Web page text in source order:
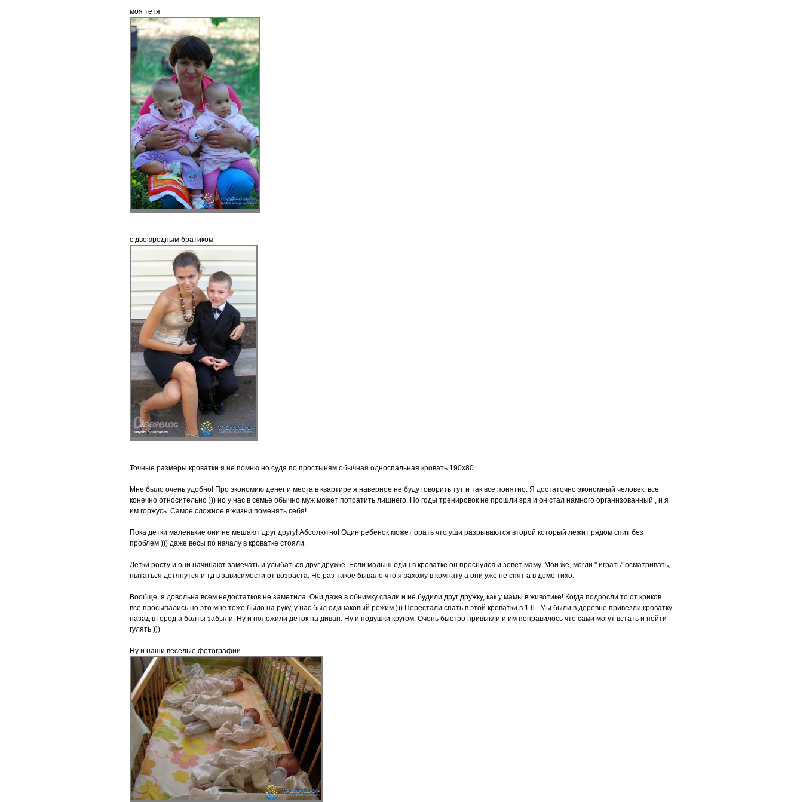
моя тетя
с двоюродным братиком
Точные размеры кроватки я не помню но судя по простыням обычная односпальная кровать 190х80.
Мне было очень удобно! Про экономию денег и места в квартире я наверное не буду говорить тут и так все понятно. Я достаточно экономный человек, все
конечно относительно ))) но у нас в семье обычно муж может потратить лишнего. Но годы тренировок не прошли зря и он стал намного организованный , и я
им горжусь. Самое сложное в жизни поменять себя!
Пока детки маленькие они не мешают друг другу! Абсолютно! Один ребенок может орать что уши разрываются второй который лежит рядом спит без
проблем ))) даже весы по началу в кроватке стояли.
Детки росту и они начинают замечать и улыбаться друг дружке. Если малыш один в кроватке он проснулся и зовет маму. Мои же, могли " играть" осматривать,
пытаться дотянутся и тд в зависимости от возраста. Не раз такое бывало что я захожу в комнату а они уже не спят а в доме тихо.
Вообще, я довольна всем недостатков не заметила. Они даже в обнимку спали и не будили друг дружку, как у мамы в животике! Когда подросли то от криков
все просыпались но это мне тоже было на руку, у нас был одинаковый режим ))) Перестали спать в этой кроватки в 1.6 . Мы были в деревне привезли кроватку
назад в город а болты забыли. Ну и положили деток на диван. Ну и подушки кругом. Очень быстро привыкли и им понравилось что сами могут встать и пойти
гулять )))
Ну и наши веселые фотографии.